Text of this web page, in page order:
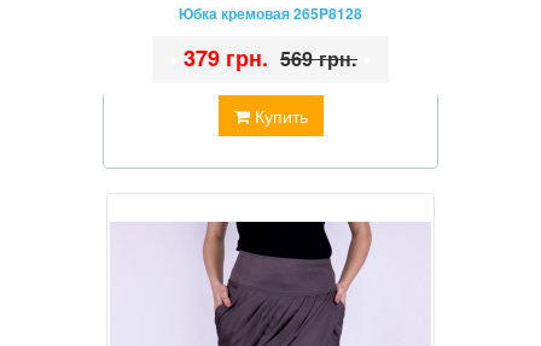
Юбка кремовая 265P8128
Купить
379 грн. 569 грн.